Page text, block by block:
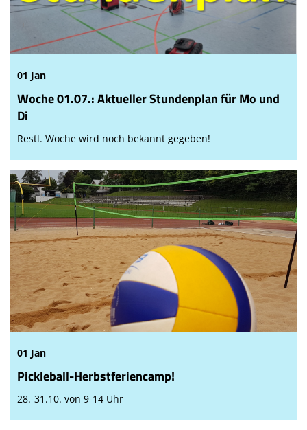
01 Jan
Woche 01.07.: Aktueller Stundenplan für Mo und
Di
Restl. Woche wird noch bekannt gegeben!
01 Jan
Pickleball-Herbstferiencamp!
28.-31.10. von 9-14 Uhr